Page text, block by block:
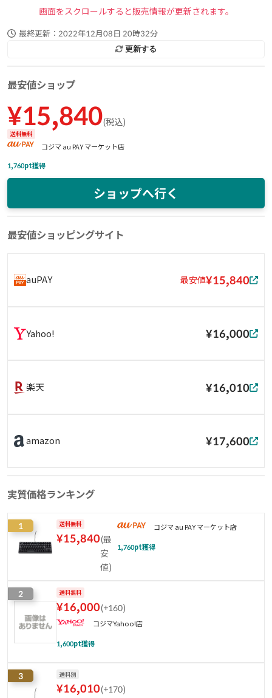
画面をスクロールすると販売情報が更新されます。
最終更新： 2022年12月08日 20時32分
更新する
最安値ショップ
¥15,840(税込)
送料無料
コジマ au PAY マーケット店
1,760pt獲得
ショップへ行く
最安値ショッピングサイト
auPAY 最安値¥15,840
Yahoo! ¥16,000
楽天 ¥16,010
amazon ¥17,600
実質価格ランキング
1 送料無料
¥15,840(最
安
値)
コジマ au PAY マーケット店
1,760pt獲得
2 送料無料
¥16,000(+160)
コジマYahoo!店
1,600pt獲得
3 送料別
¥16,010(+170)